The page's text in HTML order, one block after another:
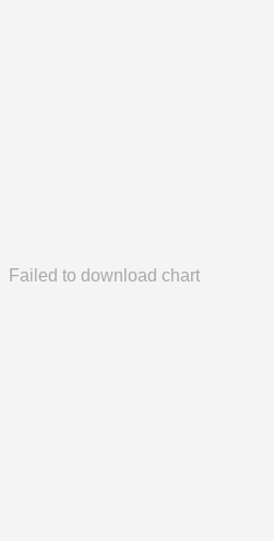
Failed to download chart